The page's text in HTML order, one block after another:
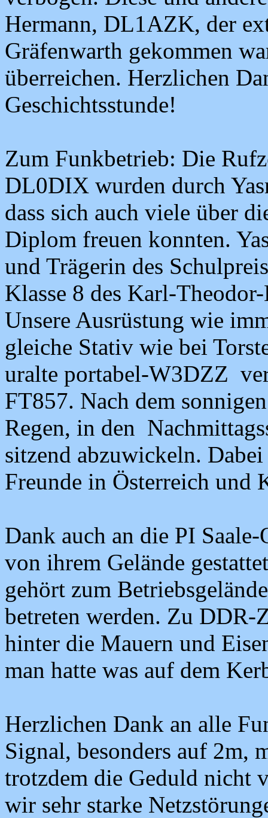
Hermann, DL1AZK, der
Gräfenwarth gekommen
überreichen. Herzlichen
Geschichtsstunde!
Zum Funkbetrieb: Die
DL0DIX wurden durch
dass sich auch viele über
Diplom freuen konnten.
und Trägerin des
Klasse 8 des Karl-
Unsere Ausrüstung wie
gleiche Stativ wie bei
uralte portabel-W3DZZ
FT857. Nach dem
Regen, in den
sitzend abzuwickeln.
Freunde in Österreich und
Dank auch an die PI
von ihrem Gelände
gehört zum
betreten werden. Zu DDR-
hinter die Mauern und
man hatte was auf dem
Herzlichen Dank an alle
Signal, besonders auf 2m,
trotzdem die Geduld nicht
wir sehr starke